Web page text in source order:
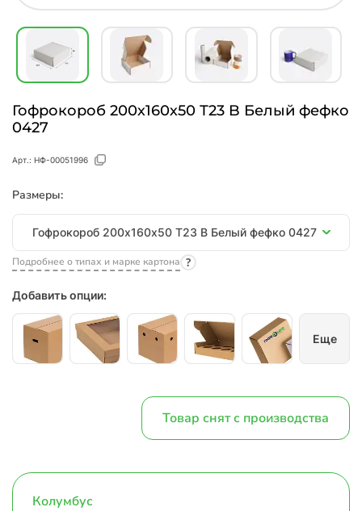
Гофрокороб 200х160х50 Т23 B Белый фефко
0427
Арт.: НФ-00051996
Размеры:
Размеры
Гофрокороб 200х160х50 Т23 B Белый фефко 0427
Подробнее о типах и марке картона
Добавить опции:
Еще
Товар снят с производства
Колумбус